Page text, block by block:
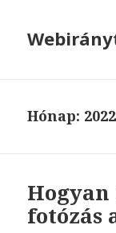
Hónap:
fotózás